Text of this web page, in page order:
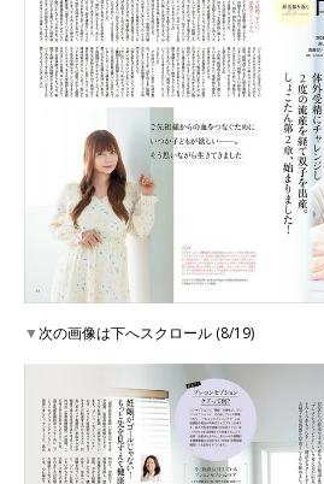
▼次の画像は下へスクロール (8/19)